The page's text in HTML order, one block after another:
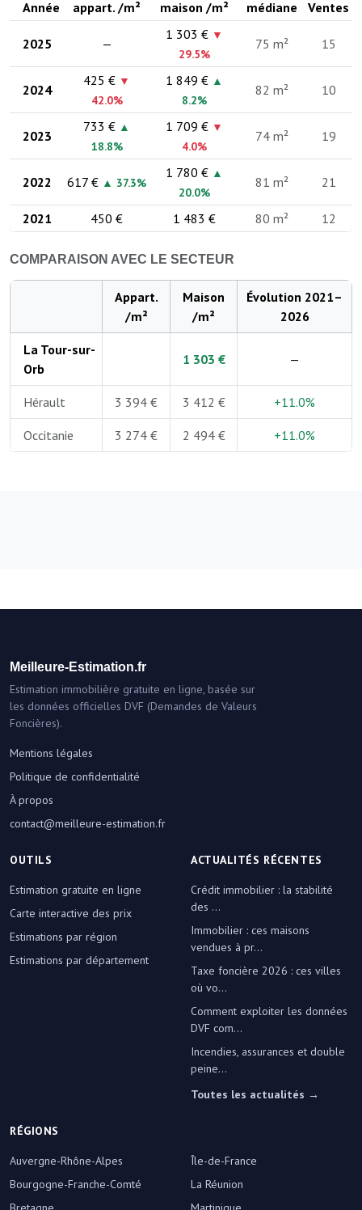
Année
appart. /m²
maison /m²
médiane
Ventes
2025 —
1 303 € ▼
29.5%
75 m² 15
2024
425 € ▼
42.0%
1 849 € ▲
8.2%
82 m² 10
2023
733 € ▲
18.8%
1 709 € ▼
4.0%
74 m² 19
2022 617 € ▲ 37.3%
1 780 € ▲
20.0%
81 m² 21
2021 450 € 1 483 € 80 m² 12
COMPARAISON AVEC LE SECTEUR
Appart.
/m²
Maison
/m²
Évolution 2021–
2026
La Tour-sur-
Orb
1 303 € —
Hérault 3 394 € 3 412 € +11.0%
Occitanie 3 274 € 2 494 € +11.0%
Meilleure-Estimation.fr
Estimation immobilière gratuite en ligne, basée sur
les données officielles DVF (Demandes de Valeurs
Foncières).
Mentions légales
Politique de confidentialité
À propos
contact@meilleure-estimation.fr
OUTILS
Estimation gratuite en ligne
Carte interactive des prix
Estimations par région
Estimations par département
ACTUALITÉS RÉCENTES
Crédit immobilier : la stabilité
des ...
Immobilier : ces maisons
vendues à pr...
Taxe foncière 2026 : ces villes
où vo...
Comment exploiter les données
DVF com...
Incendies, assurances et double
peine...
Toutes les actualités →
RÉGIONS
Auvergne-Rhône-Alpes
Bourgogne-Franche-Comté
Île-de-France
La Réunion